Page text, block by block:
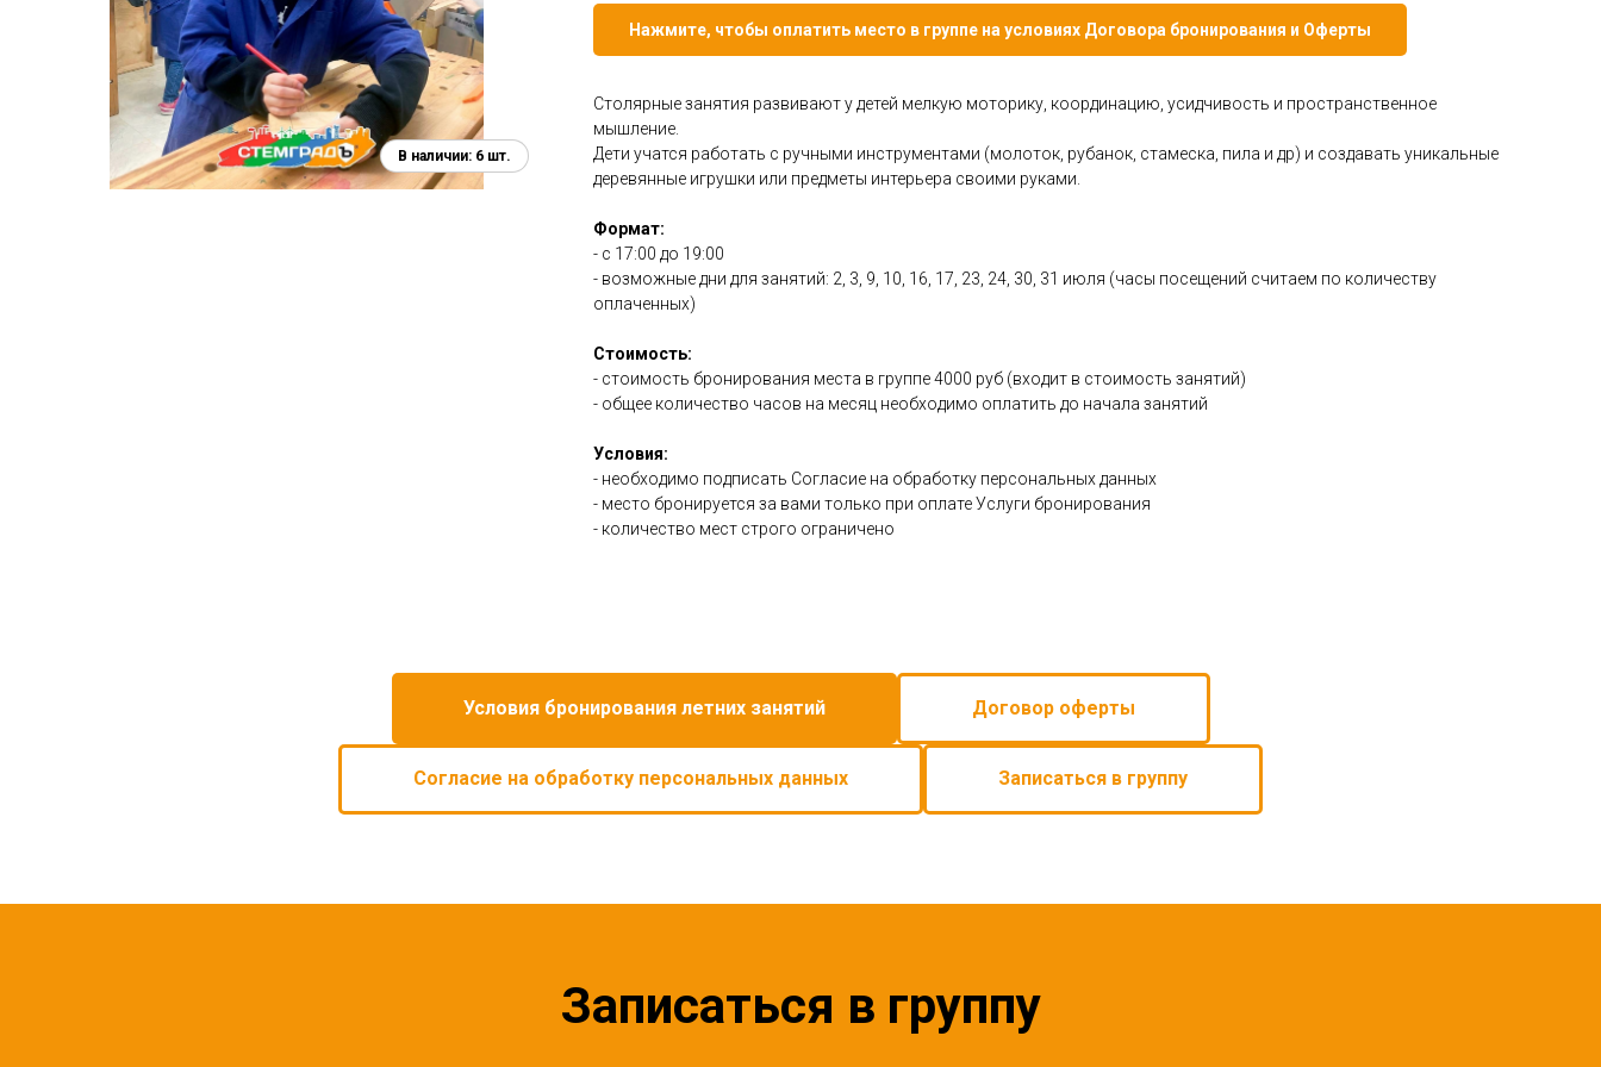
Нажмите, чтобы оплатить место в группе на условиях Договора бронирования и Оферты
Столярные занятия развивают у детей мелкую моторику, координацию, усидчивость и пространственное
мышление.
Дети учатся работать с ручными инструментами (молоток, рубанок, стамеска, пила и др) и создавать уникальные
деревянные игрушки или предметы интерьера своими руками.
Формат:
- с 17:00 до 19:00
- возможные дни для занятий: 2, 3, 9, 10, 16, 17, 23, 24, 30, 31 июля (часы посещений считаем по количеству
оплаченных)
Стоимость:
- стоимость бронирования места в группе 4000 руб (входит в стоимость занятий)
- общее количество часов на месяц необходимо оплатить до начала занятий
Условия:
- необходимо подписать Согласие на обработку персональных данных
- место бронируется за вами только при оплате Услуги бронирования
- количество мест строго ограничено
Условия бронирования летних занятий Договор оферты
Согласие на обработку персональных данных Записаться в группу
Записаться в группу